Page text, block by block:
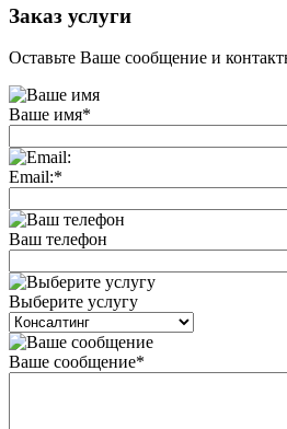
Заказ услуги
Оставьте Ваше сообщение и
Ваше имя*
Email:*
Ваш телефон
Выберите услугу
Ваше сообщение*